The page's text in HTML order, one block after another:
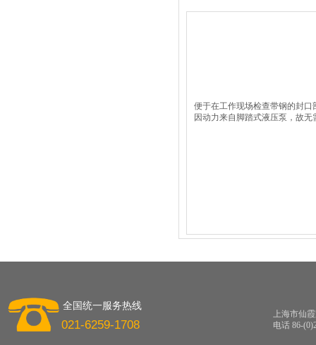
便于在工作现场检查带钢的封
因动力来自脚踏式液压泵，故
上海市仙
电话 86-
全国统一服务热线
021-6259-1708